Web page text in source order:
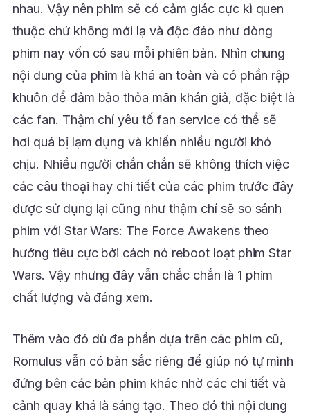
nhau. Vậy nên phim sẽ có cảm giác cực kì quen
thuộc chứ không mới lạ và độc đáo như dòng
phim nay vốn có sau mỗi phiên bản. Nhìn chung
nội dung của phim là khá an toàn và có phần rập
khuôn để đảm bảo thỏa mãn khán giả, đặc biệt là
các fan. Thậm chí yêu tố fan service có thể sẽ
hơi quá bị lạm dụng và khiến nhiều người khó
chịu. Nhiều người chắn chắn sẽ không thích việc
các câu thoại hay chi tiết của các phim trước đây
được sử dụng lại cũng như thậm chí sẽ so sánh
phim với Star Wars: The Force Awakens theo
hướng tiêu cực bởi cách nó reboot loạt phim Star
Wars. Vậy nhưng đây vẫn chắc chắn là 1 phim
chất lượng và đáng xem.
Thêm vào đó dù đa phần dựa trên các phim cũ,
Romulus vẫn có bản sắc riêng để giúp nó tự mình
đứng bên các bản phim khác nhờ các chi tiết và
cảnh quay khá là sáng tạo. Theo đó thì nội dung